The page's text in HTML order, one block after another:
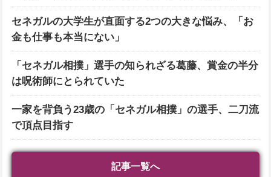
セネガルの大学生が直面する2つの大きな悩み、「お
金も仕事も本当にない」
「セネガル相撲」選手の知られざる葛藤、賞金の半分
は呪術師にとられていた
一家を背負う23歳の「セネガル相撲」の選手、二刀流
で頂点目指す
記事一覧へ